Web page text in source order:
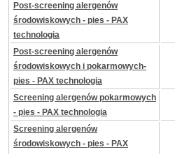
Post-screening alergenów
środowiskowych - pies - PAX
technologia
Post-screening alergenów
środowiskowych i pokarmowych-
pies - PAX technologia
Screening alergenów pokarmowych
- pies - PAX technologia
Screening alergenów
środowiskowych - pies - PAX